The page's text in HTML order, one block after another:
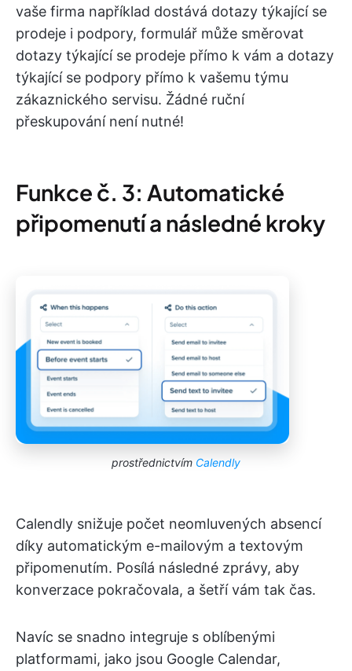
vaše firma například dostává dotazy týkající se
prodeje i podpory, formulář může směrovat
dotazy týkající se prodeje přímo k vám a dotazy
týkající se podpory přímo k vašemu týmu
zákaznického servisu. Žádné ruční
přeskupování není nutné!
Funkce č. 3: Automatické
připomenutí a následné kroky
prostřednictvím Calendly
Calendly snižuje počet neomluvených absencí
díky automatickým e-mailovým a textovým
připomenutím. Posílá následné zprávy, aby
konverzace pokračovala, a šetří vám tak čas.
Navíc se snadno integruje s oblíbenými
platformami, jako jsou Google Calendar,